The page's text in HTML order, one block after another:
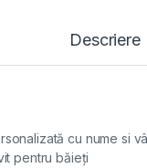
Descriere
cu nume si
pentru băieți